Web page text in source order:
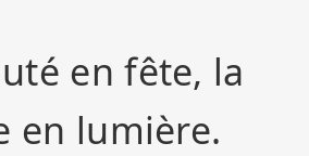
en fête, la
en lumière.